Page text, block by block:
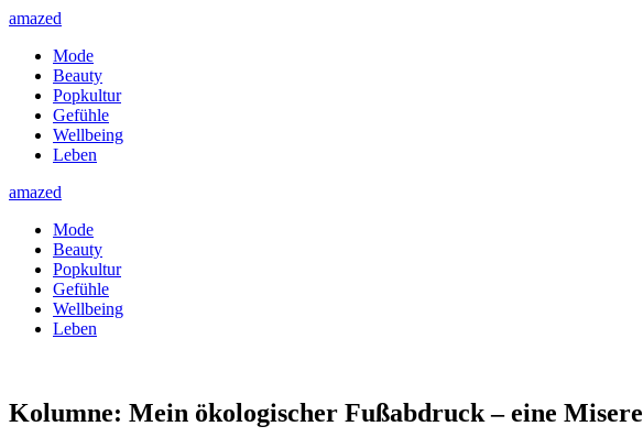
amazed
Mode
Beauty
Popkultur
Gefühle
Wellbeing
Leben
amazed
Mode
Beauty
Popkultur
Gefühle
Wellbeing
Leben
Kolumne: Mein ökologischer Fußabdruck – eine Misere